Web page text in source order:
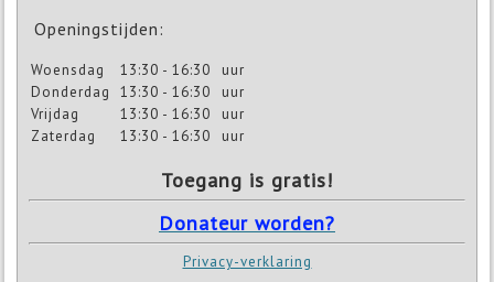
Openingstijden:
Woensdag 13:30 - 16:30
uur
Donderdag
13:30 - 16:30
uur
Vrijdag
13:30 - 16:30
uur
Zaterdag
13:30 - 16:30 uur
Toegang is gratis!
Donateur worden?
Privacy-verklaring